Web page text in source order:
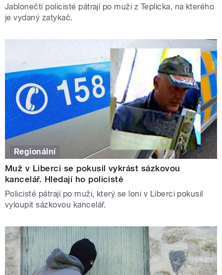
Jablonečtí policisté pátrají po muži z Teplicka, na kterého
je vydaný zatykač.
Regionální
Muž v Liberci se pokusil vykrást sázkovou
kancelář. Hledají ho policisté
Policisté pátrají po muži, který se loni v Liberci pokusil
vyloupit sázkovou kancelář.